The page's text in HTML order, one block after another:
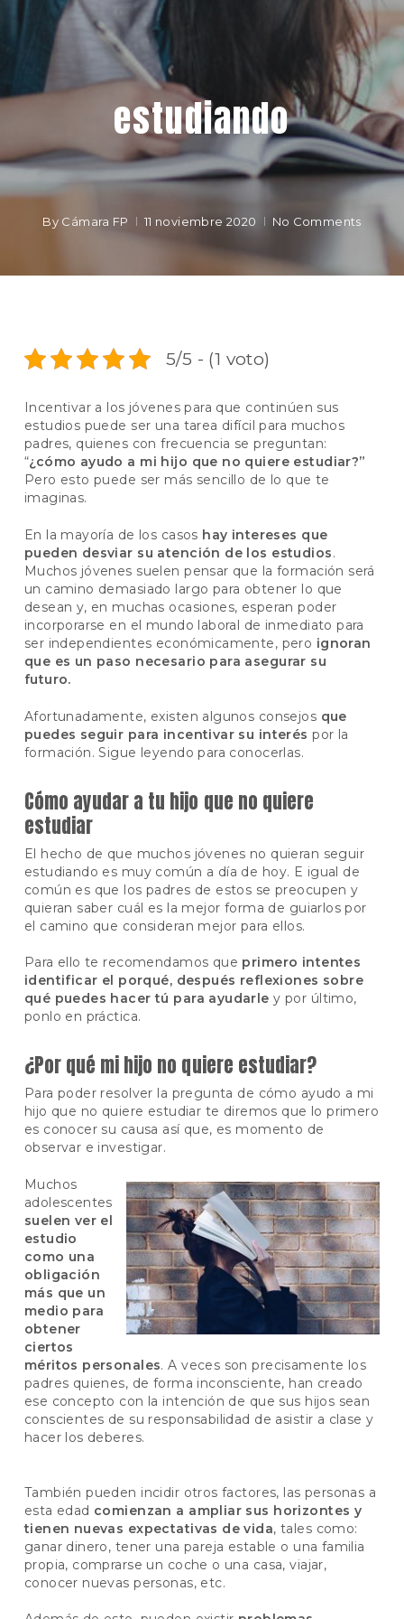
estudiando
By Cámara FP 11 noviembre 2020 No Comments
5/5 - (1 voto)
Incentivar a los jóvenes para que continúen sus
estudios puede ser una tarea difícil para muchos
padres, quienes con frecuencia se preguntan:
“¿cómo ayudo a mi hijo que no quiere estudiar?”
Pero esto puede ser más sencillo de lo que te
imaginas.
En la mayoría de los casos hay intereses que
pueden desviar su atención de los estudios.
Muchos jóvenes suelen pensar que la formación será
un camino demasiado largo para obtener lo que
desean y, en muchas ocasiones, esperan poder
incorporarse en el mundo laboral de inmediato para
ser independientes económicamente, pero ignoran
que es un paso necesario para asegurar su
futuro.
Afortunadamente, existen algunos consejos que
puedes seguir para incentivar su interés por la
formación. Sigue leyendo para conocerlas.
Cómo ayudar a tu hijo que no quiere
estudiar
El hecho de que muchos jóvenes no quieran seguir
estudiando es muy común a día de hoy. E igual de
común es que los padres de estos se preocupen y
quieran saber cuál es la mejor forma de guiarlos por
el camino que consideran mejor para ellos.
Para ello te recomendamos que primero intentes
identificar el porqué, después reflexiones sobre
qué puedes hacer tú para ayudarle y por último,
ponlo en práctica.
¿Por qué mi hijo no quiere estudiar?
Para poder resolver la pregunta de cómo ayudo a mi
hijo que no quiere estudiar te diremos que lo primero
es conocer su causa así que, es momento de
observar e investigar.
Muchos
adolescentes
suelen ver el
estudio
como una
obligación
más que un
medio para
obtener
ciertos
méritos personales. A veces son precisamente los
padres quienes, de forma inconsciente, han creado
ese concepto con la intención de que sus hijos sean
conscientes de su responsabilidad de asistir a clase y
hacer los deberes.
También pueden incidir otros factores, las personas a
esta edad comienzan a ampliar sus horizontes y
tienen nuevas expectativas de vida, tales como:
ganar dinero, tener una pareja estable o una familia
propia, comprarse un coche o una casa, viajar,
conocer nuevas personas, etc.